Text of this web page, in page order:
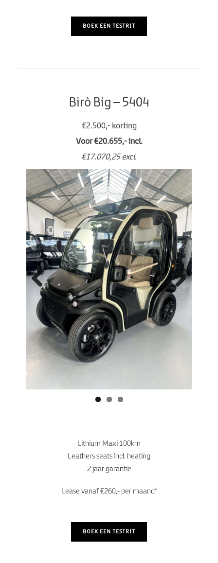
BOEK EEN TESTRIT
Birò Big – 5404
€2.500,- korting
Voor €20.655,- incl.
€17.070,25 excl.
Previo
us
Next
Lithium Maxi 100km
Leathers seats incl. heating
2 jaar garantie
Lease vanaf €260,- per maand*
BOEK EEN TESTRIT